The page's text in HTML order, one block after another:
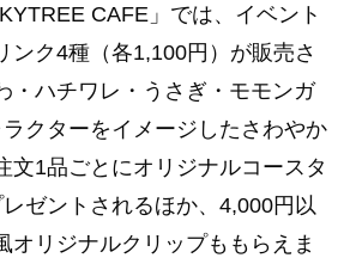
CAFE」では、イベント
ンク4種（各1,100円）が販売さ
・ハチワレ・うさぎ・モモンガ
クターをイメージしたさわやか
文1品ごとにオリジナルコースタ
ゼントされるほか、4,000円以
オリジナルクリップももらえま